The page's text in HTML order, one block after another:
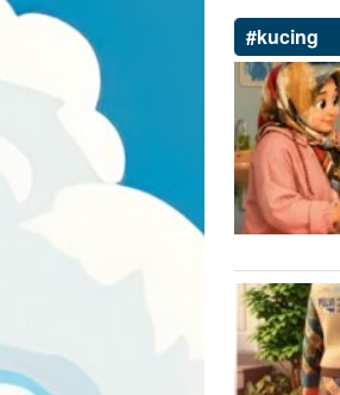
Kabupaten
Lebak
Situs
Resmi
Dinas
Peternakan
dan
Kesehatan
Hewan
Kabupaten
Lebak
#kucing